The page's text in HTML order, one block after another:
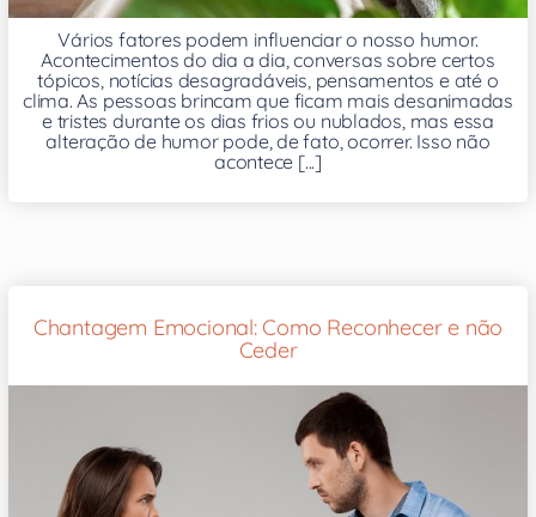
Vários fatores podem influenciar o nosso humor.
Acontecimentos do dia a dia, conversas sobre certos
tópicos, notícias desagradáveis, pensamentos e até o
clima. As pessoas brincam que ficam mais desanimadas
e tristes durante os dias frios ou nublados, mas essa
alteração de humor pode, de fato, ocorrer. Isso não
acontece [...]
Chantagem Emocional: Como Reconhecer e não
Ceder